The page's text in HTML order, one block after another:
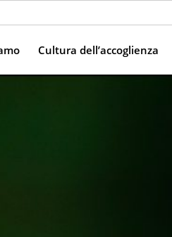
Cultura dell’accoglienza